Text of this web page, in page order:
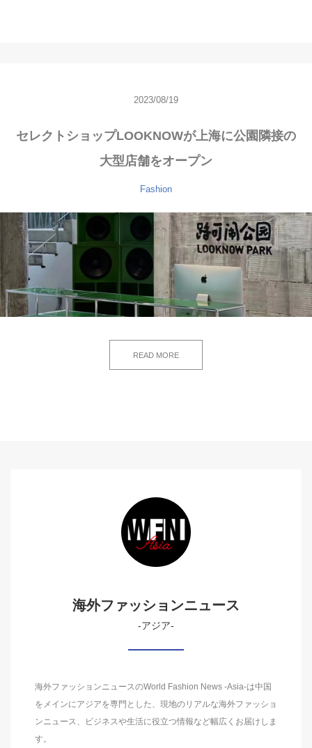
2023/08/19
セレクトショップLOOKNOWが上海に公園隣接の
大型店舗をオープン
Fashion
READ MORE
海外ファッションニュース
-アジア-
海外ファッションニュースのWorld Fashion News -Asia-は中国
をメインにアジアを専門とした、現地のリアルな海外ファッショ
ンニュース、ビジネスや生活に役立つ情報など幅広くお届けしま
す。